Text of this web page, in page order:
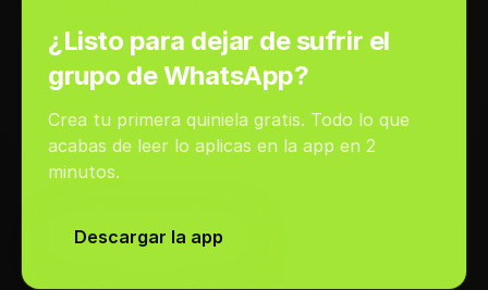
¿Listo para dejar de sufrir el
grupo de WhatsApp?
Crea tu primera quiniela gratis. Todo lo que
acabas de leer lo aplicas en la app en 2
minutos.
Descargar la app